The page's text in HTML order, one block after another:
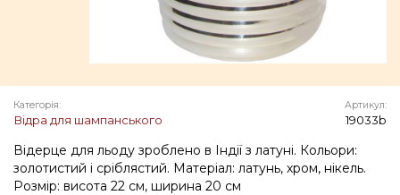
Категорія:
Відра для шампанського
Артикул:
19033b
Відерце для льоду зроблено в Індії з латуні. Кольори:
золотистий і сріблястий. Матеріал: латунь, хром, нікель.
Розмір: висота 22 см, ширина 20 см